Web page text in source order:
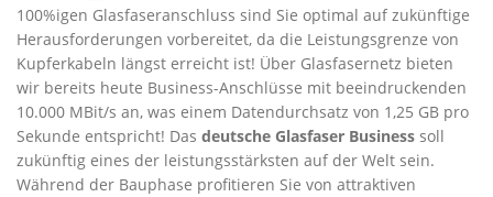
100%igen Glasfaseranschluss sind Sie optimal auf zukünftige
Herausforderungen vorbereitet, da die Leistungsgrenze von
Kupferkabeln längst erreicht ist! Über Glasfasernetz bieten
wir bereits heute Business-Anschlüsse mit beeindruckenden
10.000 MBit/s an, was einem Datendurchsatz von 1,25 GB pro
Sekunde entspricht! Das deutsche Glasfaser Business soll
zukünftig eines der leistungsstärksten auf der Welt sein.
Während der Bauphase profitieren Sie von attraktiven